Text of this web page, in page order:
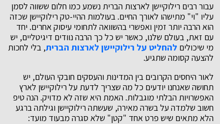
עבור רבים רילוקיישן לארצות הברית נשמע כמו חלום ששווה לסמן
עליו "וי" מתישהו לאורך החיים. בעולמות ההיי-טק רילוקיישן שכזה
הוא הרבה יותר זמין ואפשרי בהשוואה לתחומי עיסוק אחרים. יחד
עם זאת, בעולם שלנו, כאשר יש כל כך הרבה נוודים דיגיטליים, יש
מי שיכולים להחליט על רילוקיישן לארצות הברית, בלי לחכות
להצעה קסומה שתגיע.
לאור היחסים הקרובים בין המדינות והעסקים חובקי העולם, יש
תחושה שאנחנו יודעים כל מה שצריך לדעת על רילוקיישן לארץ
האפשרויות הבלתי מוגבלות. האמת היא שזה לא מדויק. הנה טיפ
חשוב שלמדה על בשרה מאירה, שעשתה רילוקיישן וגילתה ברגע
הלא מתאים שיש פרט אחד "קטן" שלא סגרה מבעוד מועד: